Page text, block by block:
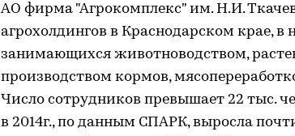
АО фирма "Агрокомплекс" им. Н.И.
агрохолдингов в Краснодарском крае, в
занимающихся животноводством,
производством кормов,
Число сотрудников превышает 22 тыс.
в 2014г., по данным СПАРК, выросла